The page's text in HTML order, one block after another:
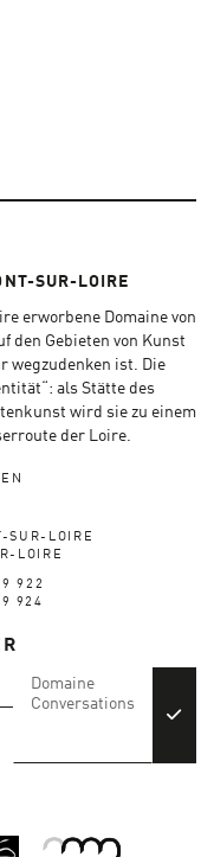
SUR-LOIRE
erworbene Domaine von
den Gebieten von Kunst
wegzudenken ist. Die
als Stätte des
wird sie zu einem
der Loire.
SUR-LOIRE
LOIRE
922
924